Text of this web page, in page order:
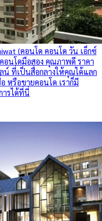
(คอนโด คอนโด วัน เอ็กซ์
อนโดมือสอง คุณภาพดี ราคา
น์ ที่เป็นสื่อกลางให้คุณได้แลก
หรือขายคอนโด เราก็มี
รได้ที่นี่